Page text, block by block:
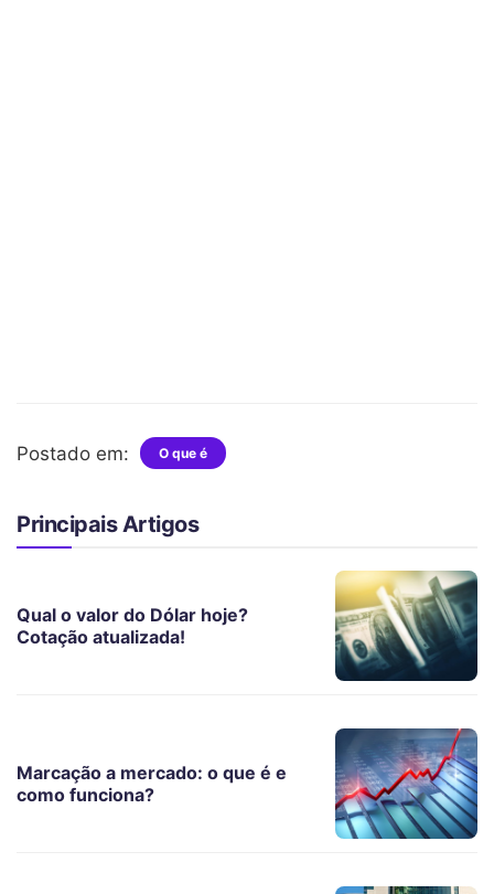
Postado em: O que é
Principais Artigos
Qual o valor do Dólar hoje?
Cotação atualizada!
Marcação a mercado: o que é e
como funciona?